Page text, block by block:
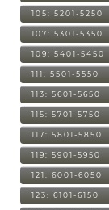
105: 5201-5250
107: 5301-5350
109: 5401-5450
111: 5501-5550
113: 5601-5650
115: 5701-5750
117: 5801-5850
119: 5901-5950
121: 6001-6050
123: 6101-6150